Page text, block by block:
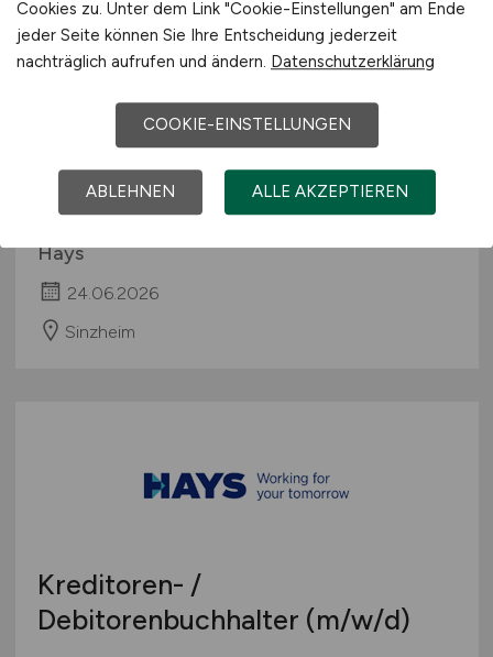
Sachbearbeiter
Kreditorenbuchhaltung(m/w/d)
Hays
24.06.2026
Sinzheim
Kreditoren- /
Debitorenbuchhalter (m/w/d)
Cookies zu. Unter dem Link "Cookie-Einstellungen" am Ende
jeder Seite können Sie Ihre Entscheidung jederzeit
nachträglich aufrufen und ändern. Datenschutzerklärung
COOKIE-EINSTELLUNGEN
ABLEHNEN ALLE AKZEPTIEREN